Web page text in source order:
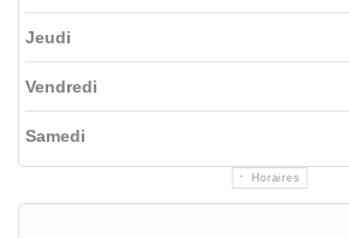
Horaires
Jeudi
Vendredi
Samedi